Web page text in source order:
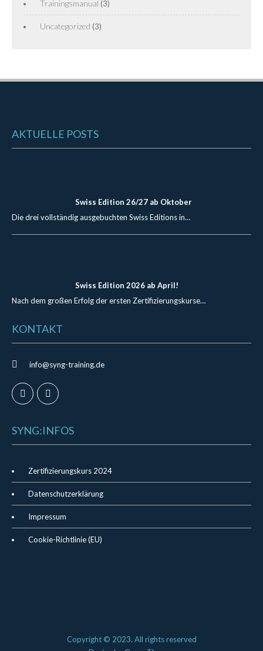
Trainingsmanual (3)
Uncategorized (3)
AKTUELLE POSTS
Swiss Edition 26/27 ab Oktober
Die drei vollständig ausgebuchten Swiss Editions in…
Swiss Edition 2026 ab April!
Nach dem großen Erfolg der ersten Zertifizierungskurse…
KONTAKT
info@syng-training.de
SYNG:INFOS
Zertifizierungskurs 2024
Datenschutzerklärung
Impressum
Cookie-Richtlinie (EU)
Copyright © 2023. All rights reserved